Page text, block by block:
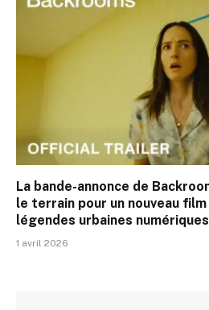
La bande-annonce de
le terrain pour un nouveau
légendes urbaines numériques
1 avril 2026